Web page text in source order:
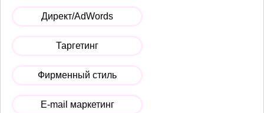
Директ/AdWords
Таргетинг
Фирменный стиль
E-mail маркетинг